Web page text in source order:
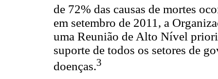
de 72% das causas de mortes
em setembro de 2011, a
uma Reunião de Alto Nível
suporte de todos os setores de
doenças.3